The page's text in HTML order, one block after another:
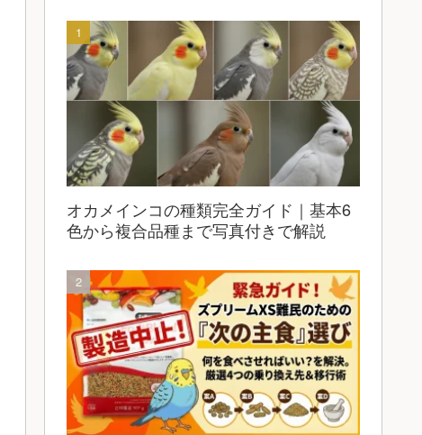
オカメインコの種類完全ガイド｜基本6
色から複合品種まで写真付きで解説